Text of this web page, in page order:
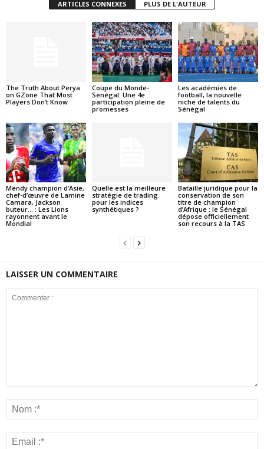
ARTICLES CONNEXES PLUS DE L'AUTEUR
The Truth About Perya
on GZone That Most
Players Don’t Know
Coupe du Monde-
Sénégal: Une 4e
participation pleine de
promesses
Les académies de
football, la nouvelle
niche de talents du
Sénégal
Mendy champion d’Asie,
chef-d’œuvre de Lamine
Camara, Jackson
buteur… : Les Lions
rayonnent avant le
Mondial
Quelle est la meilleure
stratégie de trading
pour les indices
synthétiques ?
Bataille juridique pour la
conservation de son
titre de champion
d’Afrique : le Sénégal
dépose officiellement
son recours à la TAS
LAISSER UN COMMENTAIRE